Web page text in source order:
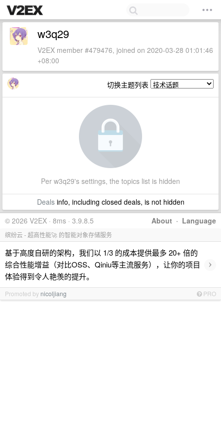
w3q29
V2EX member #479476, joined on 2020-03-28 01:01:46
+08:00
切换主题列表
Per w3q29's settings, the topics list is hidden
Dealsinfo, including closed deals, is not hidden
About · Language
© 2026 V2EX · 8ms · 3.9.8.5
缤纷云 - 超高性能🚀 的智能对象存储服务
基于高度自研的架构，我们以 1/3 的成本提供最多 20+ 倍的
综合性能增益（对比OSS、Qiniu等主流服务），让你的项目
体验得到令人艳羡的提升。
›
Promoted by nicoljiang PRO